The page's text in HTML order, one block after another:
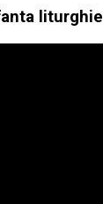
liturghie